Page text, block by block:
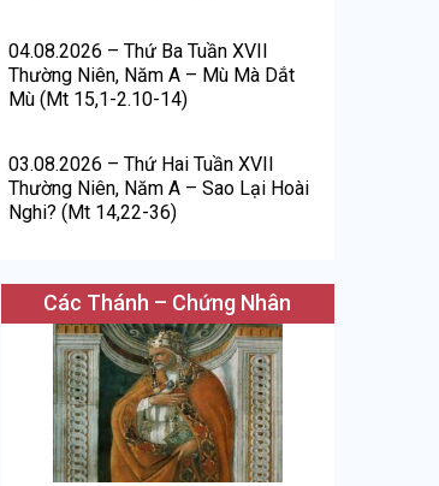
04.08.2026 – Thứ Ba Tuần XVII
Thường Niên, Năm A – Mù Mà Dắt
Mù (Mt 15,1-2.10-14)
03.08.2026 – Thứ Hai Tuần XVII
Thường Niên, Năm A – Sao Lại Hoài
Nghi? (Mt 14,22-36)
Các Thánh – Chứng Nhân